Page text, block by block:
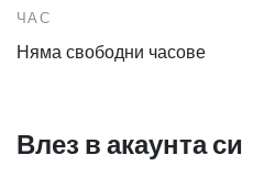
ЧАС
Няма свободни часове
Влез в акаунта си